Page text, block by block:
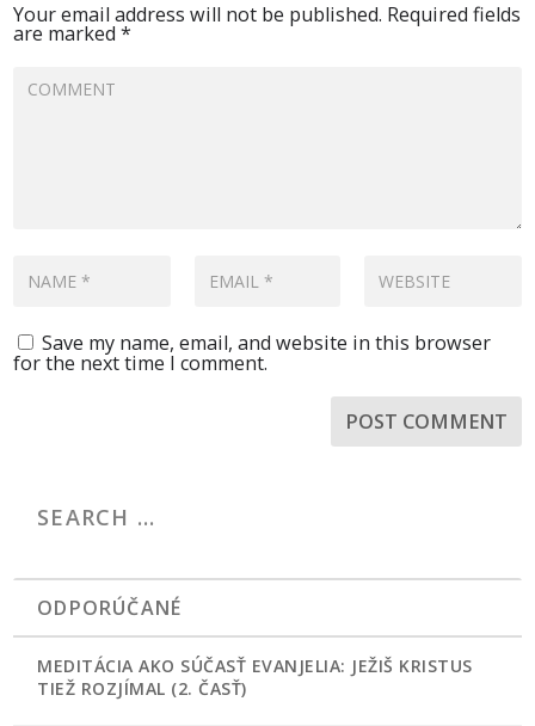
Your email address will not be published. Required fields
are marked*
Save my name, email, and website in this browser
for the next time I comment.
ODPORÚČANÉ
MEDITÁCIA AKO SÚČASŤ EVANJELIA: JEŽIŠ KRISTUS
TIEŽ ROZJÍMAL (2. ČASŤ)